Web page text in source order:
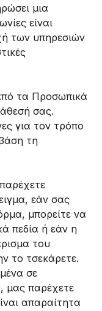
μια
είναι
των υπηρεσιών
τα Προσωπικά
σας.
για τον τρόπο
τη
εάν σας
μπορείτε να
πεδία ή εάν η
του
το τσεκάρετε.
σε
μας παρέχετε
απαραίτητα